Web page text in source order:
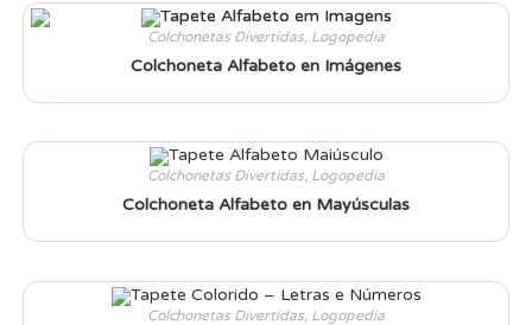
Colchonetas Divertidas, Logopedia
Colchoneta Alfabeto en Imágenes
Colchonetas Divertidas, Logopedia
Colchoneta Alfabeto en Mayúsculas
Colchonetas Divertidas, Logopedia